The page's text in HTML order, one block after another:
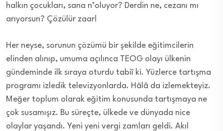
halkın çocukları, sana n’oluyor? Derdin ne, cezanı mı
arıyorsun? Çözülür zaar!
Her neyse, sorunun çözümü bir şekilde eğitimcilerin
elinden alınıp, umuma açılınca TEOG olayı ülkenin
gündeminde ilk sıraya oturdu tabiî ki. Yüzlerce tartışma
programı izledik televizyonlarda. Hâlâ da izlemekteyiz.
Meğer toplum olarak eğitim konusunda tartışmaya ne
çok susamışız. Bu süreçte, ülkede ve dünyada nice
olaylar yaşandı. Yeni yeni vergi zamları geldi. Akıl